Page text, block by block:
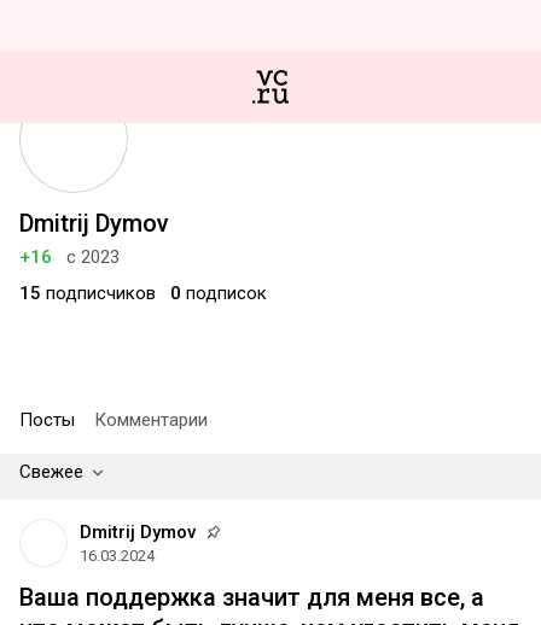
Dmitrij Dymov
+16
с 2023
15 подписчиков 0 подписок
Посты Комментарии
Свежее
Dmitrij Dymov
16.03.2024
Ваша поддержка значит для меня все, а